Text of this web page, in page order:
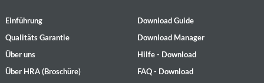
Einführung
Qualitäts Garantie
Über uns
Über HRA (Broschüre)
Download Guide
Download Manager
Hilfe - Download
FAQ - Download